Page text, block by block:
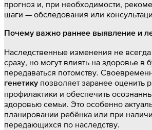
прогноз и, при необходимости,
шаги — обследования или
Почему важно раннее выявление и
Наследственные изменения не
сразу, но могут влиять на здоровье в
передаваться потомству.
генетику позволяет заранее оценить
профилактики и обеспечить
здоровью семьи. Это особенно
планировании ребёнка или при
передающихся по наследству.